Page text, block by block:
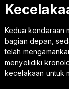
Kedua kendaraan
bagian depan,
telah
menyelidiki
kecelakaan untuk